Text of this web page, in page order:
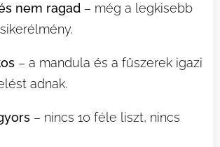
nem ragad – még a legkisebb
– a mandula és a fűszerek igazi
adnak.
– nincs 10 féle liszt, nincs